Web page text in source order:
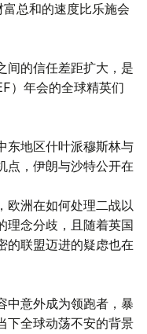
总和的速度比乐施会
间的信任差距扩大，是
）年会的全球精英们
东地区什叶派穆斯林与
点，伊朗与沙特公开在
欧洲在如何处理二战以
理念分歧，且随着英国
的联盟迈进的疑虑也在
中意外成为领跑者，暴
下全球动荡不安的背景